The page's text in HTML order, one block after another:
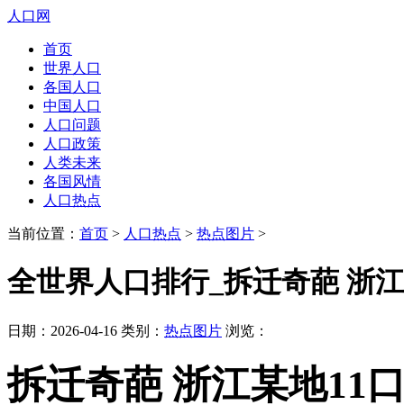
人口网
首页
世界人口
各国人口
中国人口
人口问题
人口政策
人类未来
各国风情
人口热点
当前位置： 首页 > 人口热点 > 热点图片 >
全世界人口排行_拆迁奇葩 浙
日期：2026-04-16 类别： 热点图片 浏览：
拆迁奇葩 浙江某地11